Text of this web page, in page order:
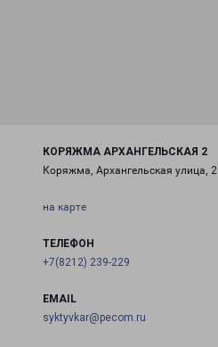
КОРЯЖМА АРХАНГЕЛЬСКАЯ 2
Коряжма, Архангельская улица, 2
на карте
ТЕЛЕФОН
+7(8212) 239-229
EMAIL
syktyvkar@pecom.ru